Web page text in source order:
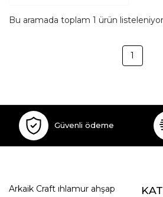
Bu aramada toplam 1 ürün
1
Güvenli ödeme
Arkaik Craft ıhlamur ahşap